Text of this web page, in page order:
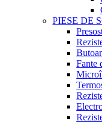
PIESE DE
Fante